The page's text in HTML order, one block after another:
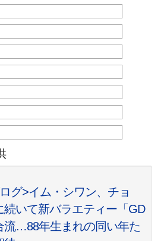
グ>イム・シワン、チョ
続いて新バラエティー「GD
流…88年生まれの同い年た